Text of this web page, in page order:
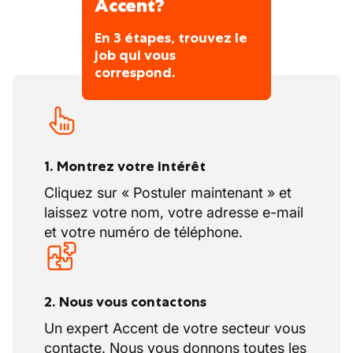
Accent?
En 3 étapes, trouvez le
job qui vous
correspond.
1. Montrez votre intérêt
Cliquez sur « Postuler maintenant » et
laissez votre nom, votre adresse e-mail
et votre numéro de téléphone.
2. Nous vous contactons
Un expert Accent de votre secteur vous
contacte. Nous vous donnons toutes les